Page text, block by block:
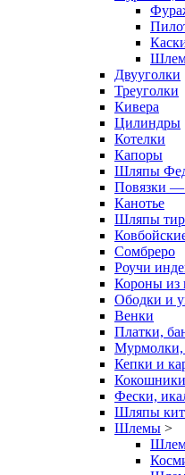
Двууголки
Треуголки
Кивера
Цилиндры
Котелки
Капоры
Шляпы
Повязки —
Канотье
Шляпы
Сомбреро
Роучи
Короны из
Ободки и
Венки
Платки,
Мурмолки,
Кепки и
Кокошники
Фески,
Шляпы
Шлемы >